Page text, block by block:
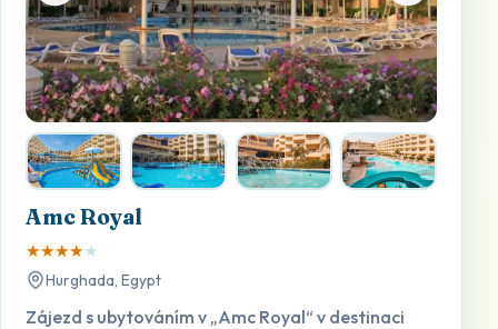
Amc Royal
★★★★★
Hurghada, Egypt
Zájezd s ubytováním v „Amc Royal“ v destinaci